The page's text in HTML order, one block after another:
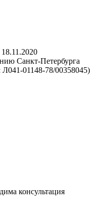
Санкт-Петербурга
01148-78/00358045)
консультация